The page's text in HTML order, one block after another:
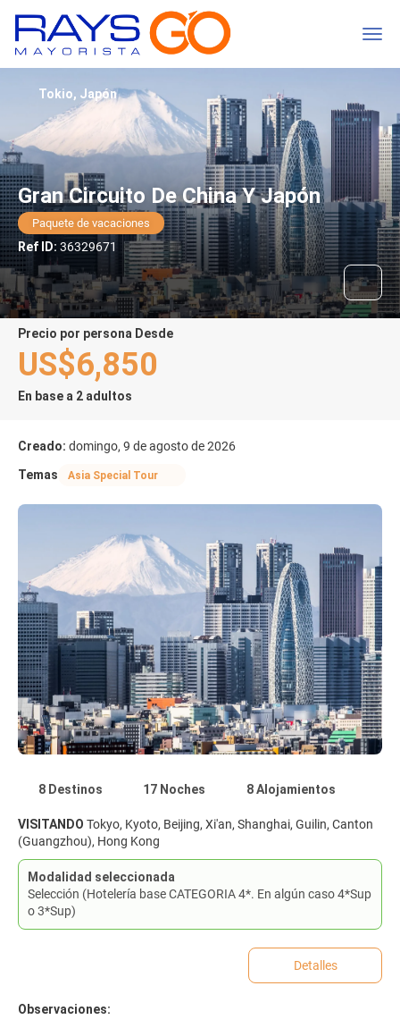
Gran Circuito De China Y Japón
Paquete de vacaciones
Ref ID: 36329671
Tokio, Japón
precio por persona Desde
US$6,850
En base a 2 adultos
Creado: domingo, 9 de agosto de 2026
Temas
Asia Special Tour
8 Destinos 17 Noches 8 Alojamientos
VISITANDO Tokyo, Kyoto, Beijing, Xi'an, Shanghai, Guilin, Canton
(Guangzhou), Hong Kong
Modalidad seleccionada
Selección (Hotelería base CATEGORIA 4*. En algún caso 4*Sup
o 3*Sup)
Detalles
Observaciones: